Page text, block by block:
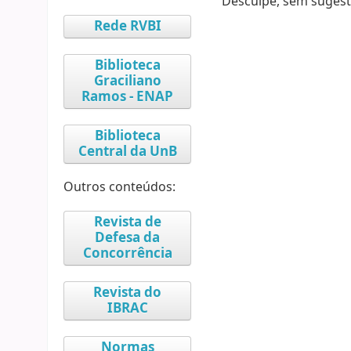
Rede RVBI
Biblioteca
Graciliano
Ramos - ENAP
Biblioteca
Central da UnB
Outros conteúdos:
Revista de
Defesa da
Concorrência
Revista do
IBRAC